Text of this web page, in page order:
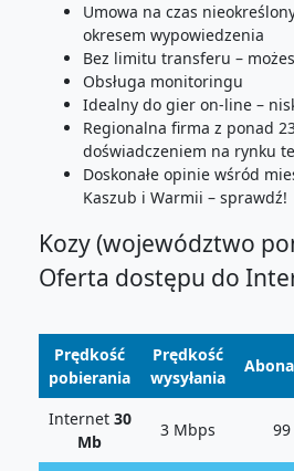
Umowa na czas
okresem wypowiedzenia
Bez limitu transferu –
Obsługa monitoringu
Idealny do gier on-line –
Regionalna firma z ponad
doświadczeniem na rynku
Doskonałe opinie wśród
Kaszub i Warmii – sprawdź!
Kozy (województwo
Oferta dostępu do
Prędkość
pobierania
Prędkość
wysyłania
Internet 30
Mb
3 Mbps 99